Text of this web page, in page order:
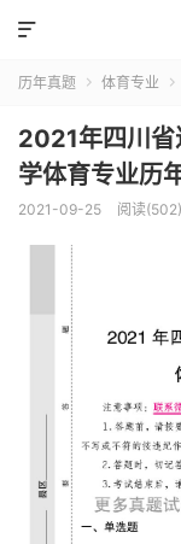

历年真题  体育专业 
2021年四川省
学体育专业历
2021-09-25 阅读(502)